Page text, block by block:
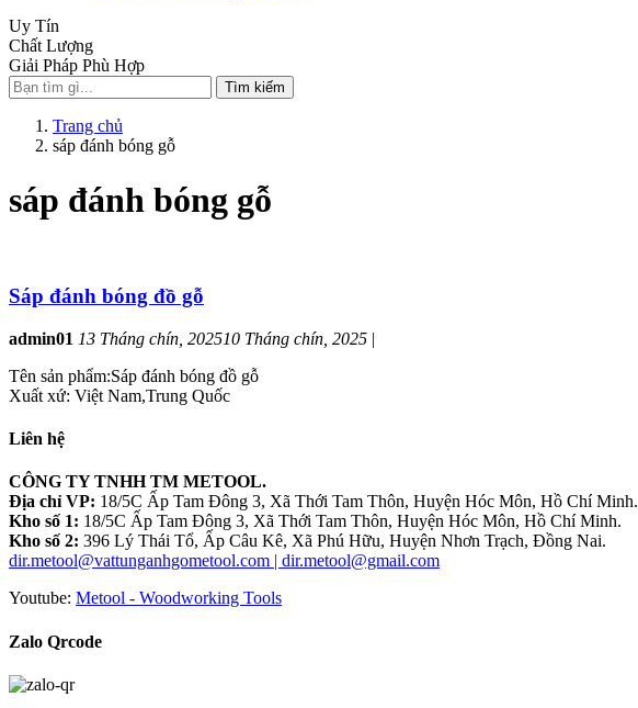
Uy Tín
Chất Lượng
Giải Pháp Phù Hợp
Tìm kiếm
Trang chủ
sáp đánh bóng gỗ
sáp đánh bóng gỗ
Sáp đánh bóng đồ gỗ
admin01 13 Tháng chín, 202510 Tháng chín, 2025 |
Tên sản phẩm:Sáp đánh bóng đồ gỗ
Xuất xứ: Việt Nam,Trung Quốc
Liên hệ
CÔNG TY TNHH TM METOOL.
Địa chỉ VP: 18/5C Ấp Tam Đông 3, Xã Thới Tam Thôn, Huyện Hóc Môn, Hồ Chí Minh.
Kho số 1: 18/5C Ấp Tam Đông 3, Xã Thới Tam Thôn, Huyện Hóc Môn, Hồ Chí Minh.
Kho số 2: 396 Lý Thái Tổ, Ấp Câu Kê, Xã Phú Hữu, Huyện Nhơn Trạch, Đồng Nai.
dir.metool@vattunganhgometool.com | dir.metool@gmail.com
Youtube: Metool - Woodworking Tools
Zalo Qrcode